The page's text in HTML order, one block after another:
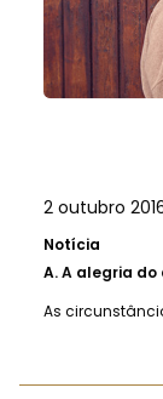
2 outubro
Notícia
A.A alegria do
As